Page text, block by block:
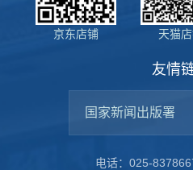
友情
国家新闻出版署
电话：025-
京东店铺 天猫